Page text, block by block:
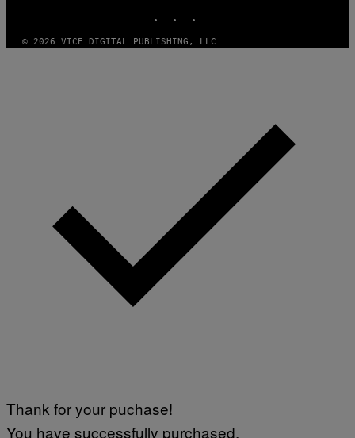
© 2026 VICE DIGITAL PUBLISHING, LLC
Thank for your puchase!
You have successfully purchased.